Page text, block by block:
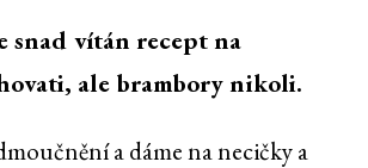
snad vítán recept na
ale brambory nikoli.
a dáme na necičky a